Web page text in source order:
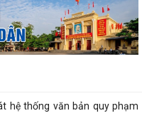
định về nội quy tiếp công dân
hệ thống văn bản quy phạm